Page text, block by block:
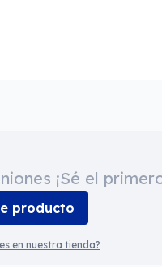
¡Sé el
producto
en nuestra tienda?